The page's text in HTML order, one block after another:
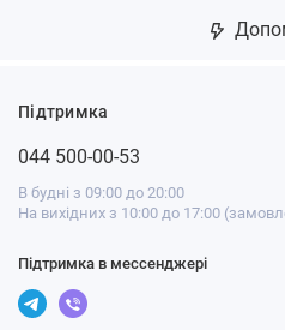
Підтримка
044 500-00-53
В будні з 09:00 до 20:00
На вихідних з 10:00 до 17:00
Підтримка в мессенджері